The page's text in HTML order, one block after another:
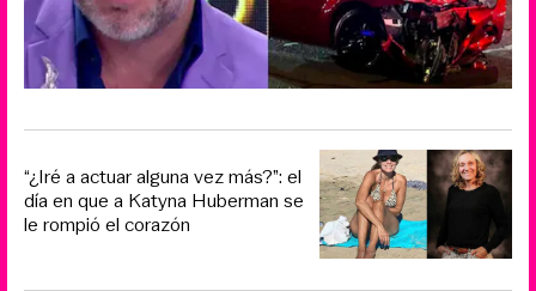
“¿Iré a actuar alguna vez más?”: el
día en que a Katyna Huberman se
le rompió el corazón